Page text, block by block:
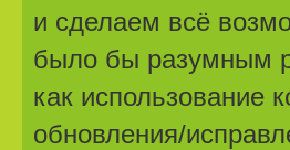
и сделаем всё
было бы разумным
как использование
обновления/